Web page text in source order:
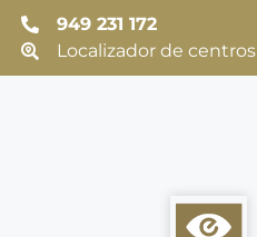
949 231 172
Localizador de centros